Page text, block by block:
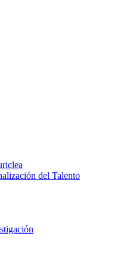
del Talento